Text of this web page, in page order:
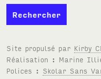
Site propulsé par Kirby
Réalisation : Marine
Polices : Skolar Sans